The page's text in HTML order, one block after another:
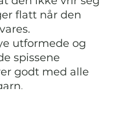
flatt når den
utformede og
spissene
godt med alle